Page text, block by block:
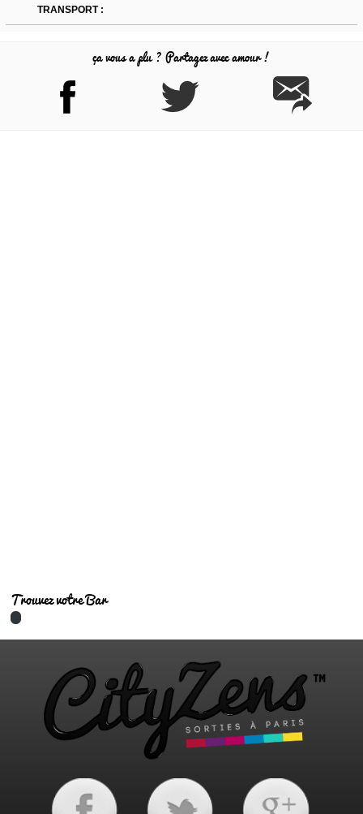
TRANSPORT :
ça vous a plu ? Partagez avec amour !
Trouvez votre Bar